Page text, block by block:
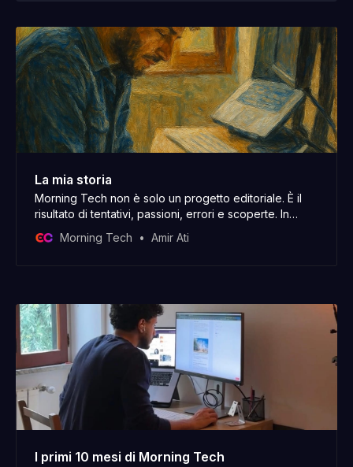
La mia storia
Morning Tech non è solo un progetto editoriale. È il
risultato di tentativi, passioni, errori e scoperte. In
righe della mia storia.
Morning Tech Amir Ati
I primi 10 mesi di Morning Tech